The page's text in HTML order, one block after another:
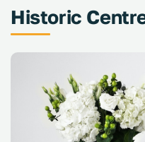
Historic